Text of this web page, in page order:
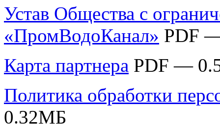
Устав Общества с
«ПромВодоКанал» PDF
Карта партнера PDF —
Политика обработки
0.32MБ